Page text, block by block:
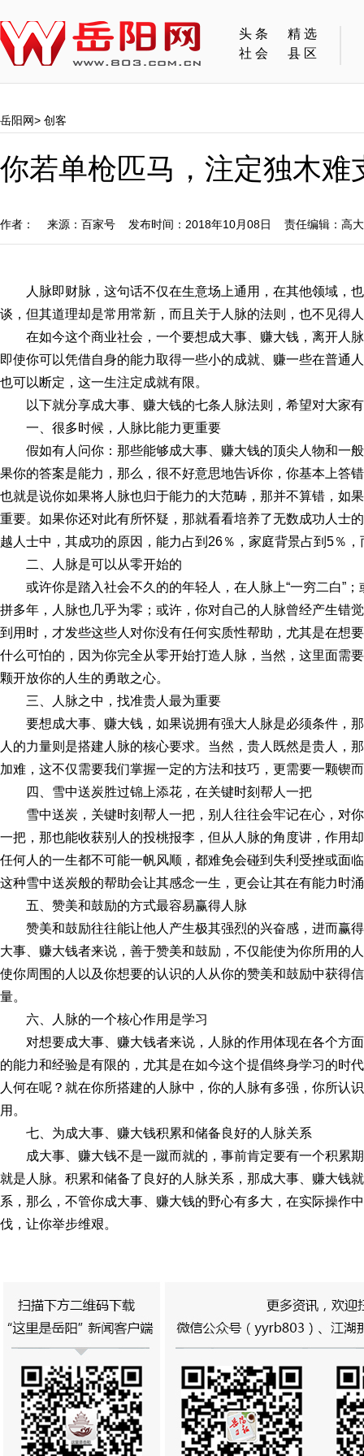
头条
精选
社会
县区
岳阳网> 创客
你若单枪匹马，注定独木
作者： 来源：百家号 发布时间：2018年10月08日 责任编辑：高
人脉即财脉，这句话不仅在生意场上通用，在其他领域，
谈，但其道理却是常用常新，而且关于人脉的法则，也不见得
在如今这个商业社会，一个要想成大事、赚大钱，离开人
即使你可以凭借自身的能力取得一些小的成就、赚一些在普通
也可以断定，这一生注定成就有限。
以下就分享成大事、赚大钱的七条人脉法则，希望对大家
一、很多时候，人脉比能力更重要
假如有人问你：那些能够成大事、赚大钱的顶尖人物和一
果你的答案是能力，那么，很不好意思地告诉你，你基本上答
也就是说你如果将人脉也归于能力的大范畴，那并不算错，如
重要。如果你还对此有所怀疑，那就看看培养了无数成功人士
越人士中，其成功的原因，能力占到26％，家庭背景占到5％
二、人脉是可以从零开始的
或许你是踏入社会不久的的年轻人，在人脉上“一穷二白”
拼多年，人脉也几乎为零；或许，你对自己的人脉曾经产生错
到用时，才发些这些人对你没有任何实质性帮助，尤其是在
什么可怕的，因为你完全从零开始打造人脉，当然，这里面需
颗开放你的人生的勇敢之心。
三、人脉之中，找准贵人最为重要
要想成大事、赚大钱，如果说拥有强大人脉是必须条件，
人的力量则是搭建人脉的核心要求。当然，贵人既然是贵人，
加难，这不仅需要我们掌握一定的方法和技巧，更需要一颗锲
四、雪中送炭胜过锦上添花，在关键时刻帮人一把
雪中送炭，关键时刻帮人一把，别人往往会牢记在心，对
一把，那也能收获别人的投桃报李，但从人脉的角度讲，作用
任何人的一生都不可能一帆风顺，都难免会碰到失利受挫或面
这种雪中送炭般的帮助会让其感念一生，更会让其在有能力时
五、赞美和鼓励的方式最容易赢得人脉
赞美和鼓励往往能让他人产生极其强烈的兴奋感，进而赢
大事、赚大钱者来说，善于赞美和鼓励，不仅能使为你所用的
使你周围的人以及你想要的认识的人从你的赞美和鼓励中获得
量。
六、人脉的一个核心作用是学习
对想要成大事、赚大钱者来说，人脉的作用体现在各个方
的能力和经验是有限的，尤其是在如今这个提倡终身学习的时
人何在呢？就在你所搭建的人脉中，你的人脉有多强，你所认
用。
七、为成大事、赚大钱积累和储备良好的人脉关系
成大事、赚大钱不是一蹴而就的，事前肯定要有一个积累
就是人脉。积累和储备了良好的人脉关系，那成大事、赚大钱
系，那么，不管你成大事、赚大钱的野心有多大，在实际操作
伐，让你举步维艰。